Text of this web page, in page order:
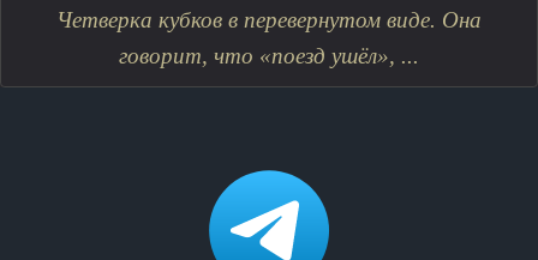
Четверка кубков в перевернутом виде. Она
говорит, что «поезд ушёл», ...